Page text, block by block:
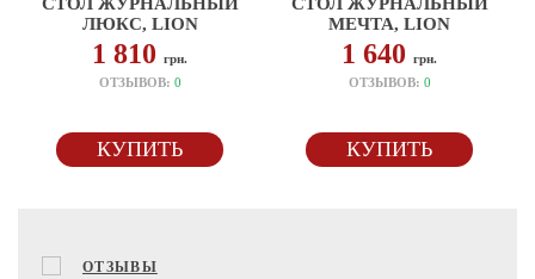
ЛЮКС, LION
1 810грн.
ОТЗЫВОВ: 0
КУПИТЬ
МЕЧТА, LION
1 640грн.
ОТЗЫВОВ: 0
КУПИТЬ
ОТЗЫВЫ